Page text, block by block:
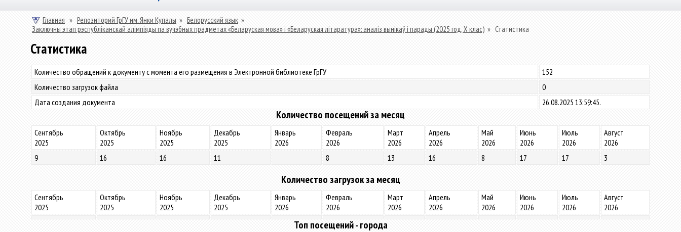
Главная » Репозиторий ГрГУ им. Янки Купалы » Белорусский язык »
Заключны этап рэспубліканскай алімпіяды па вучэбных прадметах «Беларуская мова» і «Беларуская літаратура»: аналіз вынікаў і парады (2025 год, X клас) » Статистика
Статистика
Количество обращений к документу с момента его размещения в Электронной библиотеке ГрГУ
152
Количество загрузок файла
0
Дата создания документа
26.08.2025 13:59:45.
Количество посещений за месяц
Сентябрь
2025
Октябрь
2025
Ноябрь
2025
Декабрь
2025
Январь
2026
Февраль
2026
Март
2026
Апрель
2026
Май
2026
Июнь
2026
Июль
2026
Август
2026
9
16 16 11 8 13 16 8 17 17 3
Количество загрузок за месяц
Сентябрь
2025
Октябрь
2025
Ноябрь
2025
Декабрь
2025
Январь
2026
Февраль
2026
Март
2026
Апрель
2026
Май
2026
Июнь
2026
Июль
2026
Август
2026
Топ посещений - города